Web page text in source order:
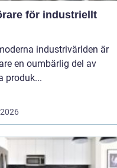
för industriellt
industrivärlden är
en oumbärlig del av
produk...